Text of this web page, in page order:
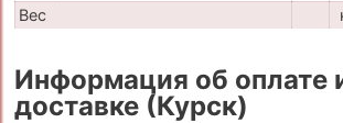
Вес
Информация об оплате
доставке (Курск)